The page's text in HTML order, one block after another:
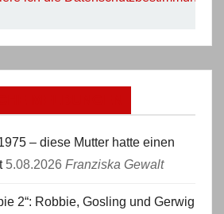
– diese Mutter hatte einen
5.08.2026 Franziska Gewalt
2“: Robbie, Gosling und Gerwig